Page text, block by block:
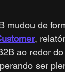
mudou de
,
ao redor
ser